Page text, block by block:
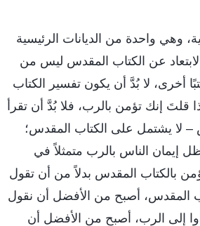
وهي واحدة من الديانات الرئيسية
عن الكتاب المقدس ليس من
أخرى، لا بُدَّ أن يكون تفسير الكتاب
إنك تؤمن بالرب، فلا بُدَّ أن تقرأ
لا يشتمل على الكتاب المقدس؛
إيمان الناس بالرب متمثلاً في
بالكتاب المقدس بدلاً من أن تقول
المقدس، أصبح من الأفضل أن نقول
إلى الرب، أصبح من الأفضل أن